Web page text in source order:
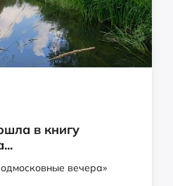
в книгу
вечера»